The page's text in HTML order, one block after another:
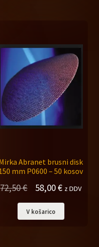
Abranet brusni disk
mm P0600 – 50 kosov
72,50€
Izvirna
cena
je
58,00 €Trenutna
cena
je:
z DDV
V košarico